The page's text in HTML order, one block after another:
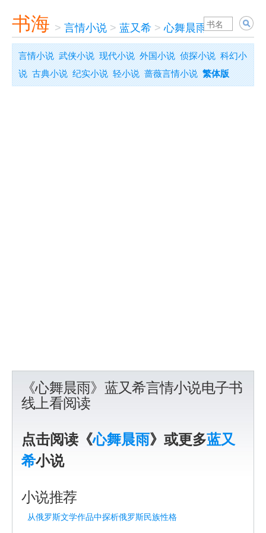
书海 > 言情小说 > 蓝又希 >心舞晨雨
言情小说 武侠小说 现代小说 外国小说 侦探小说 科幻小
说 古典小说 纪实小说 轻小说 蔷薇言情小说 繁体版
《心舞晨雨》蓝又希言情小说电子书
线上看阅读
点击阅读《心舞晨雨》或更多蓝又
希小说
小说推荐
从俄罗斯文学作品中探析俄罗斯民族性格